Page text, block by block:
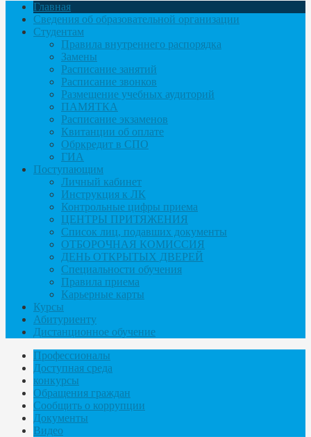
Главная
Сведения об образовательной организации
Студентам
Правила внутреннего распорядка
Замены
Расписание занятий
Расписание звонков
Размещение учебных аудиторий
ПАМЯТКА
Расписание экзаменов
Квитанции об оплате
Обркредит в СПО
ГИА
Поступающим
Личный кабинет
Инструкция к ЛК
Контрольные цифры приема
ЦЕНТРЫ ПРИТЯЖЕНИЯ
Список лиц, подавших документы
ОТБОРОЧНАЯ КОМИССИЯ
ДЕНЬ ОТКРЫТЫХ ДВЕРЕЙ
Специальности обучения
Правила приема
Карьерные карты
Курсы
Абитуриенту
Дистанционное обучение
Профессионалы
Доступная среда
конкурсы
Обращения граждан
Сообщить о коррупции
Документы
Видео